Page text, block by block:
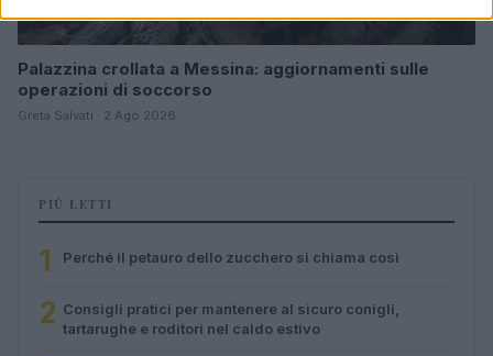
Palazzina crollata a Messina: aggiornamenti sulle
operazioni di soccorso
Greta Salvati · 2 Ago 2026
PIÙ LETTI
1 Perché il petauro dello zucchero si chiama così
2 Consigli pratici per mantenere al sicuro conigli,
tartarughe e roditori nel caldo estivo